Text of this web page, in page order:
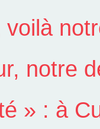
voilà
notre
» : à